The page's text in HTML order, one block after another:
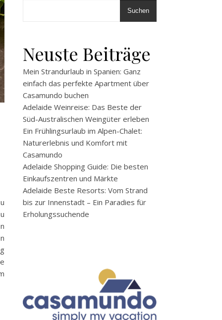
Suchen
Neuste Beiträge
Mein Strandurlaub in Spanien: Ganz
einfach das perfekte Apartment über
Casamundo buchen
Adelaide Weinreise: Das Beste der
Süd-Australischen Weingüter erleben
Ein Frühlingsurlaub im Alpen-Chalet:
Naturerlebnis und Komfort mit
Casamundo
Adelaide Shopping Guide: Die besten
Einkaufszentren und Märkte
Adelaide Beste Resorts: Vom Strand
bis zur Innenstadt – Ein Paradies für
Erholungssuchende